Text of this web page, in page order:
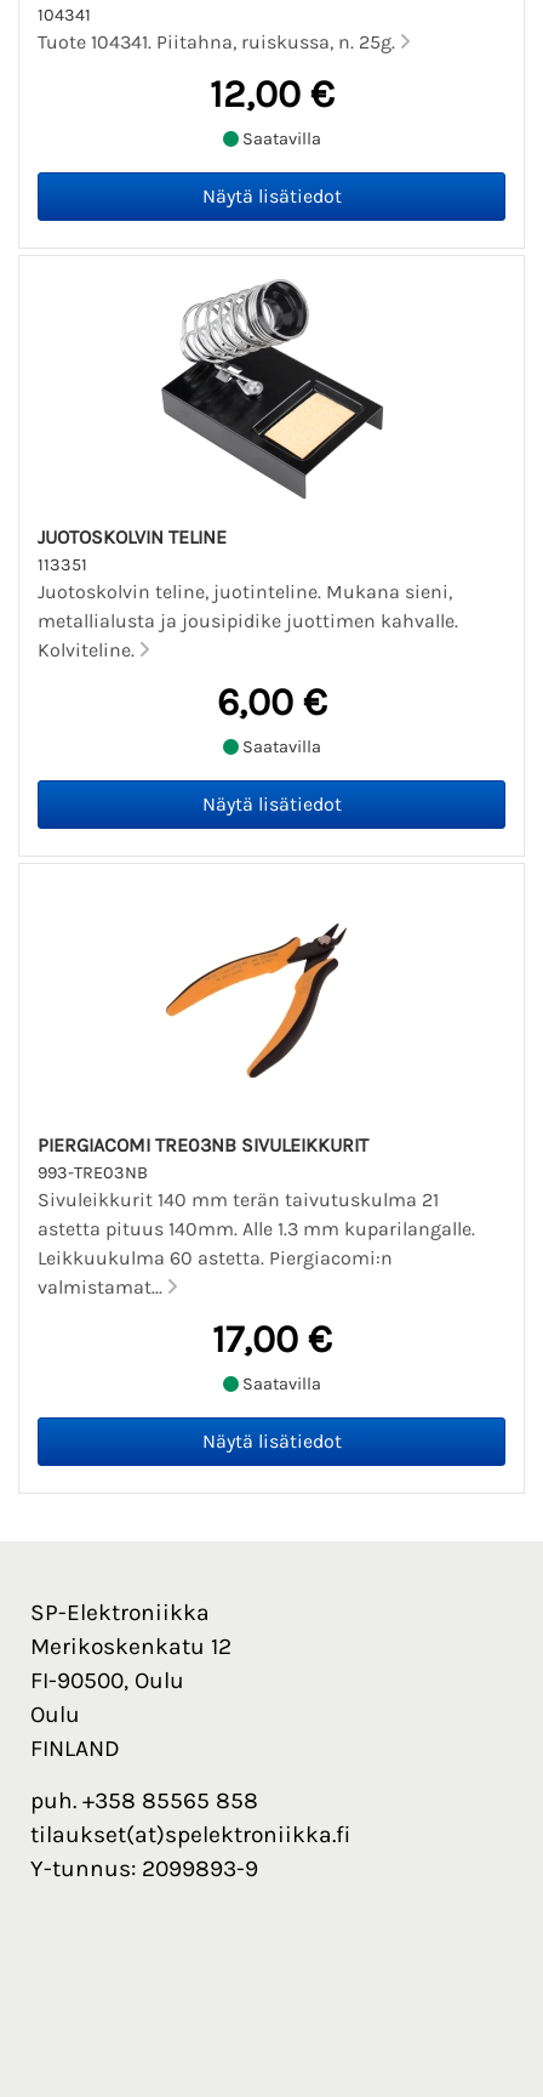
104341
Tuote 104341. Piitahna, ruiskussa, n. 25g.
12,00 €
Saatavilla
JUOTOSKOLVIN TELINE
113351
Juotoskolvin teline, juotinteline. Mukana sieni,
metallialusta ja jousipidike juottimen kahvalle.
Kolviteline.
6,00 €
Saatavilla
PIERGIACOMI TRE03NB SIVULEIKKURIT
993-TRE03NB
Sivuleikkurit 140 mm terän taivutuskulma 21
astetta pituus 140mm. Alle 1.3 mm kuparilangalle.
Leikkuukulma 60 astetta. Piergiacomi:n
valmistamat...
17,00 €
Saatavilla
SP-Elektroniikka
Merikoskenkatu 12
FI-90500, Oulu
Oulu
FINLAND
puh. +358 85565 858
tilaukset(at)spelektroniikka.fi
Y-tunnus: 2099893-9